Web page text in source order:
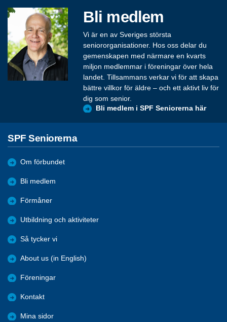
Bli medlem
Vi är en av Sveriges största
seniororganisationer. Hos oss delar du
gemenskapen med närmare en kvarts
miljon medlemmar i föreningar över hela
landet. Tillsammans verkar vi för att skapa
bättre villkor för äldre – och ett aktivt liv för
dig som senior.
Bli medlem i SPF Seniorerna här
SPF Seniorerna
Om förbundet
Bli medlem
Förmåner
Utbildning och aktiviteter
Så tycker vi
About us (in English)
Föreningar
Kontakt
Mina sidor